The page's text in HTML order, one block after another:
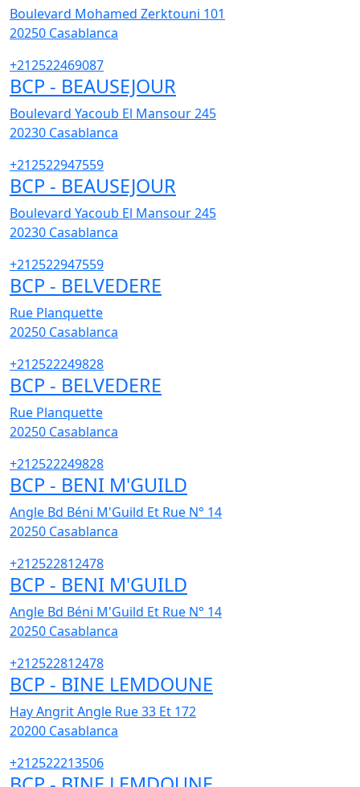
Boulevard Mohamed Zerktouni 101
20250 Casablanca
+212522469087
BCP - BEAUSEJOUR
Boulevard Yacoub El Mansour 245
20230 Casablanca
+212522947559
BCP - BEAUSEJOUR
Boulevard Yacoub El Mansour 245
20230 Casablanca
+212522947559
BCP - BELVEDERE
Rue Planquette
20250 Casablanca
+212522249828
BCP - BELVEDERE
Rue Planquette
20250 Casablanca
+212522249828
BCP - BENI M'GUILD
Angle Bd Béni M'Guild Et Rue N° 14
20250 Casablanca
+212522812478
BCP - BENI M'GUILD
Angle Bd Béni M'Guild Et Rue N° 14
20250 Casablanca
+212522812478
BCP - BINE LEMDOUNE
Hay Angrit Angle Rue 33 Et 172
20200 Casablanca
+212522213506